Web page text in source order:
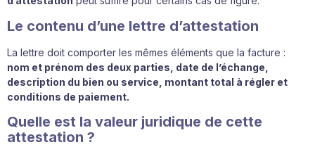
Le contenu d’une lettre d’attestation
La lettre doit comporter les mêmes éléments que la facture :
nom et prénom des deux parties, date de l’échange,
description du bien ou service, montant total à régler et
conditions de paiement.
Quelle est la valeur juridique de cette
attestation ?